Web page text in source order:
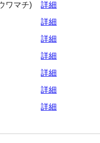
ワマチ)
詳細
詳細
詳細
詳細
詳細
詳細
詳細